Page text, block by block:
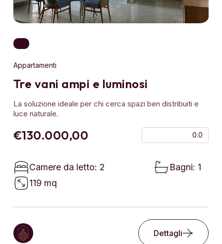
Appartamenti
Tre vani ampi e luminosi
La soluzione ideale per chi cerca spazi ben distribuiti e
luce naturale.
€130.000,00 0.0
Camere da letto: 2
Bagni: 1
119 mq
Dettagli